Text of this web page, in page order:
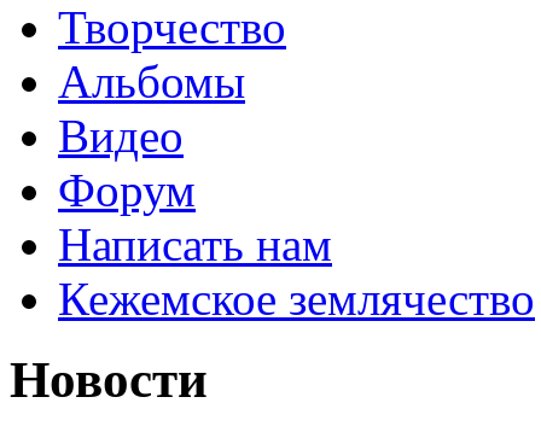
Творчество
Альбомы
Видео
Форум
Написать нам
Кежемское землячество
Новости